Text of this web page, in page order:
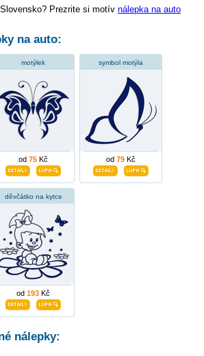
Prezrite si motív nálepka na auto
na auto:
motýlek
od 75 Kč
symbol motýla
od 79 Kč
děvčátko na kytce
od 193 Kč
nálepky: